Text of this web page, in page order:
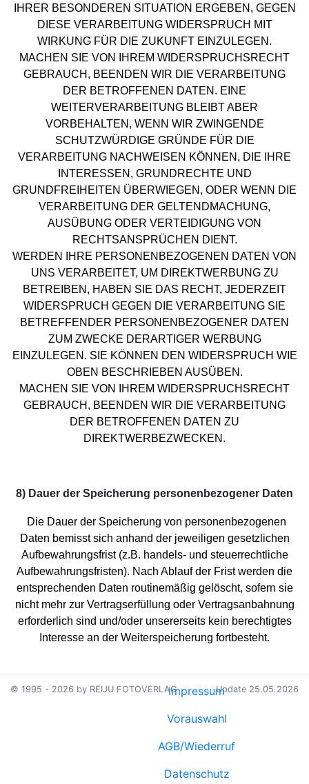
IHRER BESONDEREN SITUATION ERGEBEN, GEGEN
DIESE VERARBEITUNG WIDERSPRUCH MIT
WIRKUNG FÜR DIE ZUKUNFT EINZULEGEN.
MACHEN SIE VON IHREM WIDERSPRUCHSRECHT
GEBRAUCH, BEENDEN WIR DIE VERARBEITUNG
DER BETROFFENEN DATEN. EINE
WEITERVERARBEITUNG BLEIBT ABER
VORBEHALTEN, WENN WIR ZWINGENDE
SCHUTZWÜRDIGE GRÜNDE FÜR DIE
VERARBEITUNG NACHWEISEN KÖNNEN, DIE IHRE
INTERESSEN, GRUNDRECHTE UND
GRUNDFREIHEITEN ÜBERWIEGEN, ODER WENN DIE
VERARBEITUNG DER GELTENDMACHUNG,
AUSÜBUNG ODER VERTEIDIGUNG VON
RECHTSANSPRÜCHEN DIENT.
WERDEN IHRE PERSONENBEZOGENEN DATEN VON
UNS VERARBEITET, UM DIREKTWERBUNG ZU
BETREIBEN, HABEN SIE DAS RECHT, JEDERZEIT
WIDERSPRUCH GEGEN DIE VERARBEITUNG SIE
BETREFFENDER PERSONENBEZOGENER DATEN
ZUM ZWECKE DERARTIGER WERBUNG
EINZULEGEN. SIE KÖNNEN DEN WIDERSPRUCH WIE
OBEN BESCHRIEBEN AUSÜBEN.
MACHEN SIE VON IHREM WIDERSPRUCHSRECHT
GEBRAUCH, BEENDEN WIR DIE VERARBEITUNG
DER BETROFFENEN DATEN ZU
DIREKTWERBEZWECKEN.
8) Dauer der Speicherung personenbezogener Daten
Die Dauer der Speicherung von personenbezogenen
Daten bemisst sich anhand der jeweiligen gesetzlichen
Aufbewahrungsfrist (z.B. handels- und steuerrechtliche
Aufbewahrungsfristen). Nach Ablauf der Frist werden die
entsprechenden Daten routinemäßig gelöscht, sofern sie
nicht mehr zur Vertragserfüllung oder Vertragsanbahnung
erforderlich sind und/oder unsererseits kein berechtigtes
Interesse an der Weiterspeicherung fortbesteht.
Update 25.05.2026
© 1995 - 2026 by REIJU FOTOVERLAGImpressum
Vorauswahl
AGB/Wiederruf
Datenschutz